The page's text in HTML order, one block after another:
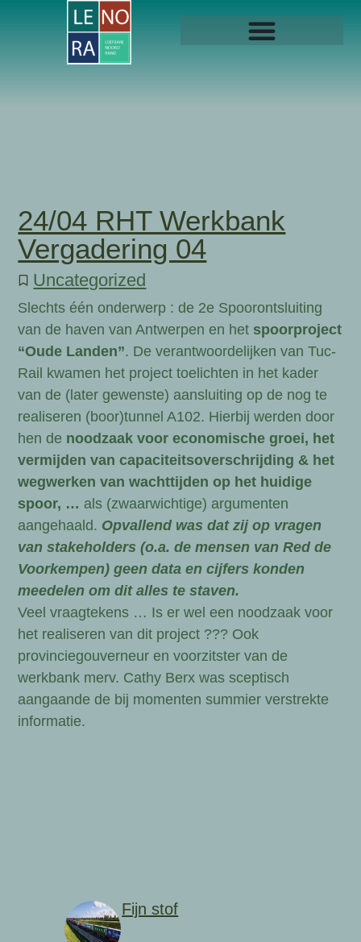
24/04 RHT Werkbank
Vergadering 04
Uncategorized
Slechts één onderwerp : de 2e Spoorontsluiting
van de haven van Antwerpen en het spoorproject
“Oude Landen”. De verantwoordelijken van Tuc-
Rail kwamen het project toelichten in het kader
van de (later gewenste) aansluiting op de nog te
realiseren (boor)tunnel A102. Hierbij werden door
hen de noodzaak voor economische groei, het
vermijden van capaciteitsoverschrijding & het
wegwerken van wachttijden op het huidige
spoor, … als (zwaarwichtige) argumenten
aangehaald. Opvallend was dat zij op vragen
van stakeholders (o.a. de mensen van Red de
Voorkempen) geen data en cijfers konden
meedelen om dit alles te staven.
Veel vraagtekens … Is er wel een noodzaak voor
het realiseren van dit project ??? Ook
provinciegouverneur en voorzitster van de
werkbank merv. Cathy Berx was sceptisch
aangaande de bij momenten summier verstrekte
informatie.
Fijn stof